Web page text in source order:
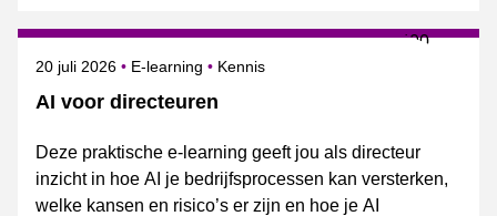
AI voor directeuren
Gepubliceerd op
20 juli 2026 E-learning Onderwerpen
Kennis
Deze praktische e-learning geeft jou als directeur
inzicht in hoe AI je bedrijfsprocessen kan versterken,
welke kansen en risico’s er zijn en hoe je AI